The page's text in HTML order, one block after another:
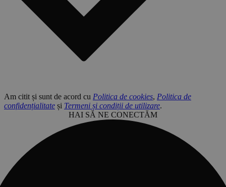
Am citit și sunt de acord cu Politica de cookies, Politica de
confidențialitate și Termeni și condiții de utilizare.
HAI SĂ NE CONECTĂM